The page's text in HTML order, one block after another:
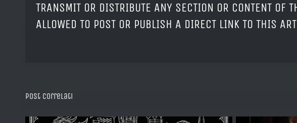
TRANSMIT OR DISTRIBUTE ANY SECTION OR CONTENT OF
ALLOWED TO POST OR PUBLISH A DIRECT LINK TO THIS
Post correlati